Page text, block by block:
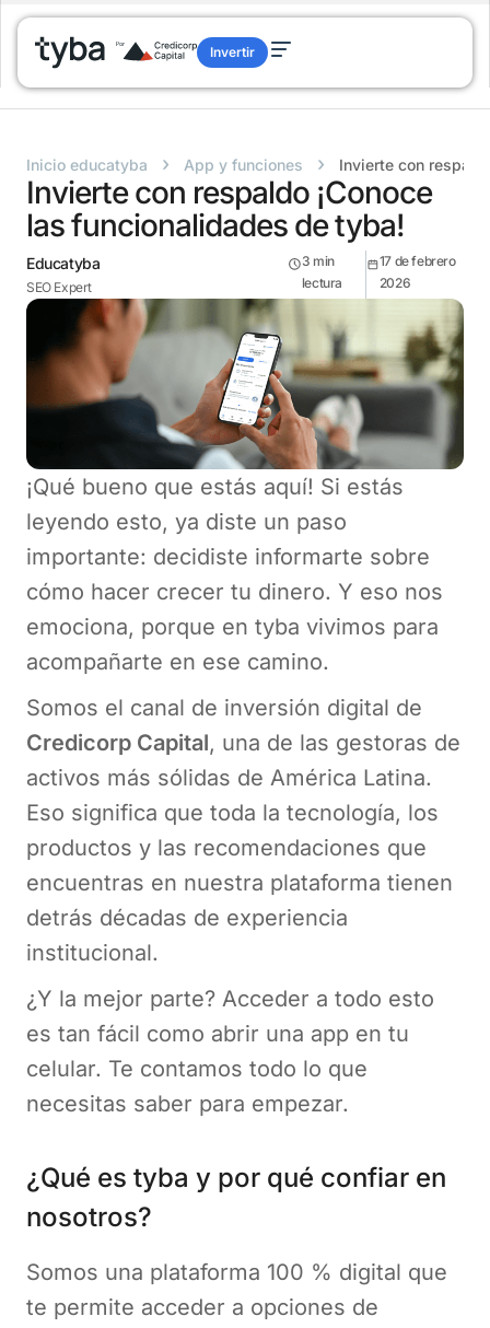
Invertir
Inicio educatyba › App y funciones › Invierte con
Invierte con respaldo ¡Conoce
las funcionalidades de tyba!
Educatyba
SEO Expert
3 min
lectura
17 de febrero
2026
¡Qué bueno que estás aquí! Si estás
leyendo esto, ya diste un paso
importante: decidiste informarte sobre
cómo hacer crecer tu dinero. Y eso nos
emociona, porque en tyba vivimos para
acompañarte en ese camino.
Somos el canal de inversión digital de
Credicorp Capital, una de las gestoras de
activos más sólidas de América Latina.
Eso significa que toda la tecnología, los
productos y las recomendaciones que
encuentras en nuestra plataforma tienen
detrás décadas de experiencia
institucional.
¿Y la mejor parte? Acceder a todo esto
es tan fácil como abrir una app en tu
celular. Te contamos todo lo que
necesitas saber para empezar.
¿Qué es tyba y por qué confiar en
nosotros?
Somos una plataforma 100 % digital que
te permite acceder a opciones de